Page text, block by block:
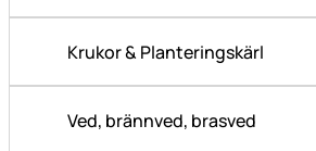
Krukor & Planteringskärl
Ved, brännved, brasved